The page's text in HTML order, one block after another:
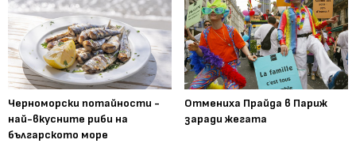
Черноморски потайности -
най-вкусните риби на
българското море
Отмениха Прайда в Париж
заради жегата